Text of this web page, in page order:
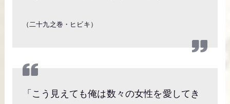
（二十九之巻・ヒビキ）
「こう見えても俺は数々の女性を愛してき